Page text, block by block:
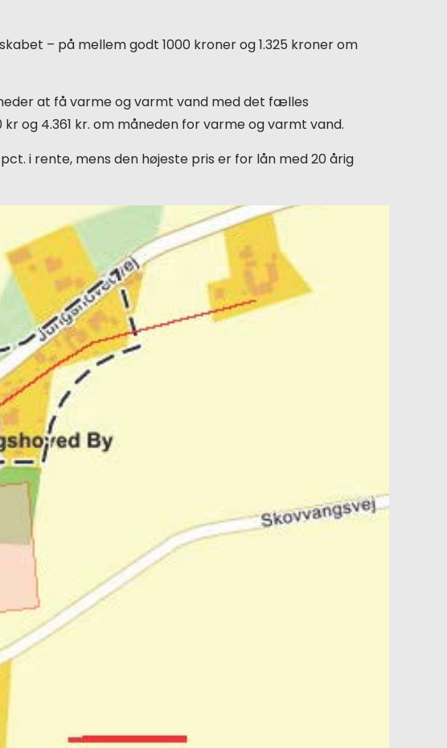
– på mellem godt 1000 kroner og 1.325 kroner om
at få varme og varmt vand med det fælles
og 4.361 kr. om måneden for varme og varmt vand.
i rente, mens den højeste pris er for lån med 20 årig